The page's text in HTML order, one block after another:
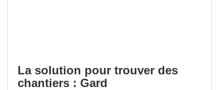
La solution pour trouver des
chantiers : Gard